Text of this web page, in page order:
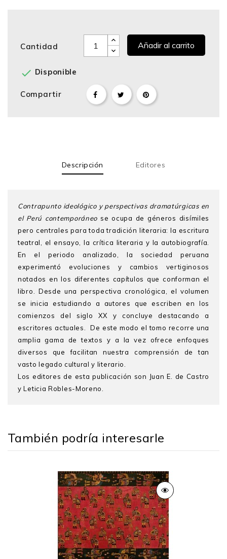
Cantidad Añadir al carrito
 Disponible
Compartir
Descripción Editores
Contrapunto ideológico y perspectivas dramatúrgicas en
el Perú contemporáneo se ocupa de géneros disímiles
pero centrales para toda tradición literaria: la escritura
teatral, el ensayo, la crítica literaria y la autobiografía.
En el periodo analizado, la sociedad peruana
experimentó evoluciones y cambios vertiginosos
notados en los diferentes capítulos que conforman el
libro. Desde una perspectiva cronológica, el volumen
se inicia estudiando a autores que escriben en los
comienzos del siglo XX y concluye destacando a
escritores actuales. De este modo el tomo recorre una
amplia gama de textos y a la vez ofrece enfoques
diversos que facilitan nuestra comprensión de tan
vasto legado cultural y literario.
Los editores de esta publicación son Juan E. de Castro
y Leticia Robles-Moreno.
en el Eugene Lang College, The New School. Es autor
de los siguientes libros:Mestizo Nations: Culture, Race
Spaces of Latin American Literature: Tradition,
Globalization and Cultural Production(2008),
Vargas Llosa: Public Intellectual in Neoliberal Latin
(2011) y editor del libroCritical Insights: Mario
Vargas Llosa(2014), entre otros.
Leticia Robles-Moreno(coord.) es doctora por el
Departamento de Estudios de Performance de la
También podría interesarle